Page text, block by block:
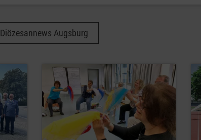
Diözesannews Augsburg